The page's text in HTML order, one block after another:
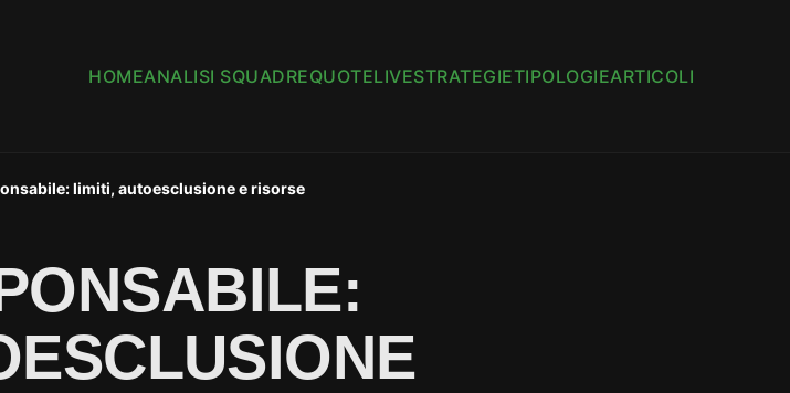
HOMEANALISI SQUADREQUOTELIVESTRATEGIETIPOLOGIEARTICOLI
limiti, autoesclusione e risorse